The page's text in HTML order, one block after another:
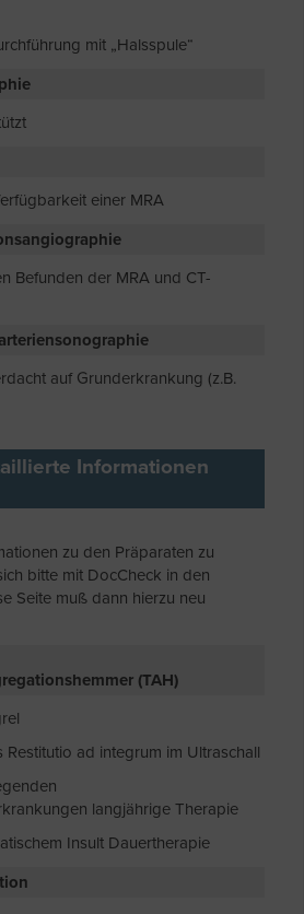
mit „Halsspule“
einer MRA
Befunden der MRA und CT-
auf Grunderkrankung (z.B.
Informationen
zu den Präparaten zu
bitte mit DocCheck in den
Seite muß dann hierzu neu
(TAH)
ad integrum im Ultraschall
langjährige Therapie
Insult Dauertherapie